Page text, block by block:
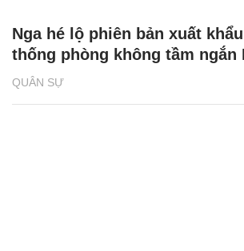
QUÂN SỰ
Nga hé lộ phiên bản xuất
thống phòng không tầm ngắn